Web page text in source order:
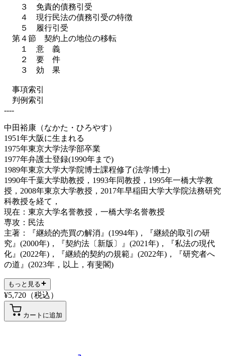
３ 免責的債務引受
４ 現行民法の債務引受の特徴
５ 履行引受
第４節 契約上の地位の移転
１ 意 義
２ 要 件
３ 効 果
事項索引
判例索引
----
中田裕康（なかた・ひろやす）
1951年大阪に生まれる
1975年東京大学法学部卒業
1977年弁護士登録(1990年まで)
1989年東京大学大学院博士課程修了(法学博士)
1990年千葉大学助教授，1993年同教授，1995年一橋大学教
授，2008年東京大学教授，2017年早稲田大学大学院法務研究
科教授を経て，
現在：東京大学名誉教授，一橋大学名誉教授
専攻：民法
主著：『継続的売買の解消』(1994年)，『継続的取引の研
究』(2000年)，『契約法〔新版〕』(2021年)，『私法の現代
化』(2022年)，『継続的契約の規範』(2022年)，『研究者へ
の道』(2023年，以上，有斐閣)
もっと見る
¥5,720 （税込）
カートに追加